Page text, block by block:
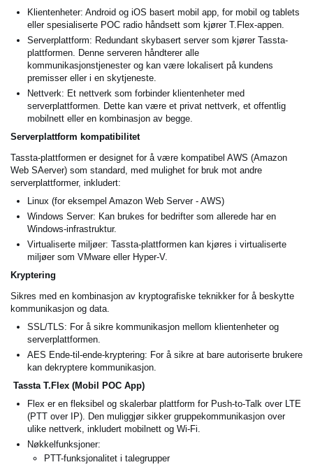
Klientenheter: Android og iOS basert mobil app, for mobil og tablets
eller spesialiserte POC radio håndsett som kjører T.Flex-appen.
Serverplattform: Redundant skybasert server som kjører Tassta-
plattformen. Denne serveren håndterer alle
kommunikasjonstjenester og kan være lokalisert på kundens
premisser eller i en skytjeneste.
Nettverk: Et nettverk som forbinder klientenheter med
serverplattformen. Dette kan være et privat nettverk, et offentlig
mobilnett eller en kombinasjon av begge.
Serverplattform kompatibilitet
Tassta-plattformen er designet for å være kompatibel AWS (Amazon
Web SAerver) som standard, med mulighet for bruk mot andre
serverplattformer, inkludert:
Linux (for eksempel Amazon Web Server - AWS)
Windows Server: Kan brukes for bedrifter som allerede har en
Windows-infrastruktur.
Virtualiserte miljøer: Tassta-plattformen kan kjøres i virtualiserte
miljøer som VMware eller Hyper-V.
Kryptering
Sikres med en kombinasjon av kryptografiske teknikker for å beskytte
kommunikasjon og data.
SSL/TLS: For å sikre kommunikasjon mellom klientenheter og
serverplattformen.
AES Ende-til-ende-kryptering: For å sikre at bare autoriserte brukere
kan dekryptere kommunikasjon.
Tassta T.Flex (Mobil POC App)
Flex er en fleksibel og skalerbar plattform for Push-to-Talk over LTE
(PTT over IP). Den muliggjør sikker gruppekommunikasjon over
ulike nettverk, inkludert mobilnett og Wi-Fi.
Nøkkelfunksjoner:
PTT-funksjonalitet i talegrupper